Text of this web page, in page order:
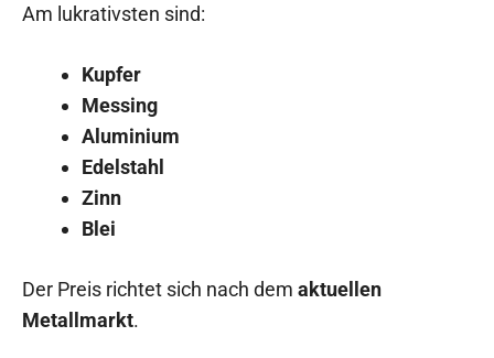
Am lukrativsten sind:
Kupfer
Messing
Aluminium
Edelstahl
Zinn
Blei
Der Preis richtet sich nach dem aktuellen
Metallmarkt.